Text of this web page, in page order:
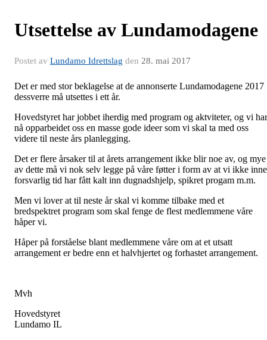
Utsettelse av Lundamodagene
Postet av Lundamo Idrettslag den 28. mai 2017
Det er med stor beklagelse at de annonserte Lundamodagene 2017
dessverre må utsettes i ett år.
Hovedstyret har jobbet iherdig med program og aktviteter, og vi har
nå opparbeidet oss en masse gode ideer som vi skal ta med oss
videre til neste års planlegging.
Det er flere årsaker til at årets arrangement ikke blir noe av, og mye
av dette må vi nok selv legge på våre føtter i form av at vi ikke
forsvarlig tid har fått kalt inn dugnadshjelp, spikret progam m.m.
Men vi lover at til neste år skal vi komme tilbake med et
bredspektret program som skal fenge de flest medlemmene våre
håper vi.
Håper på forståelse blant medlemmene våre om at et utsatt
arrangement er bedre enn et halvhjertet og forhastet arrangement.
Mvh
Hovedstyret
Lundamo IL